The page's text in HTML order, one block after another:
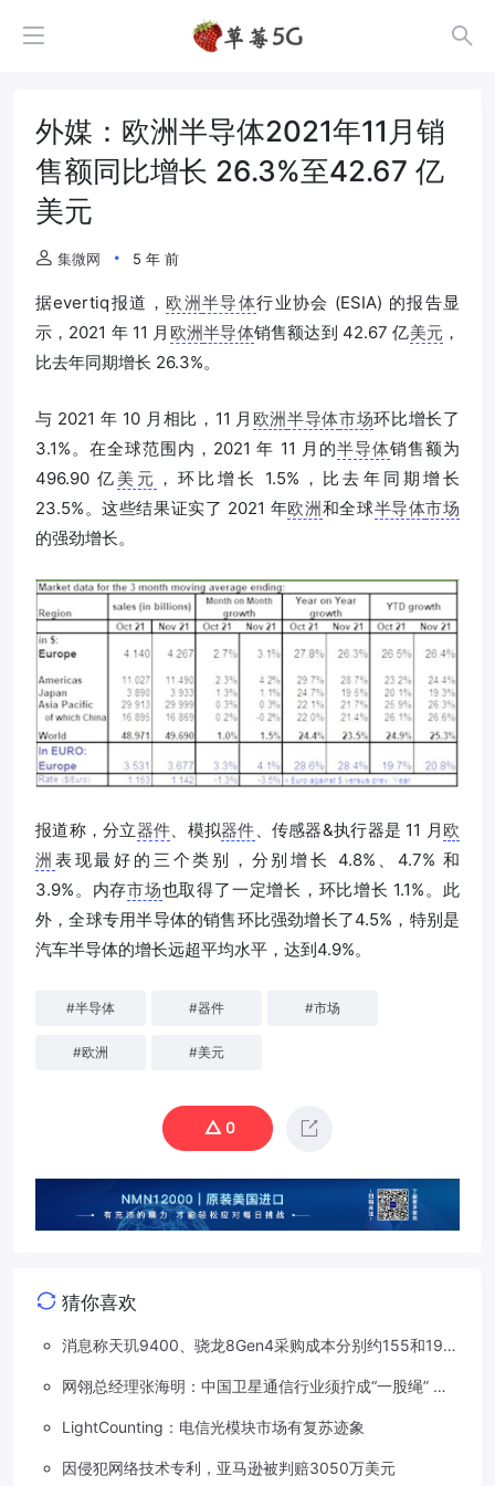
外媒：欧洲半导体2021年11月销
售额同比增长 26.3%至42.67 亿
美元
集微网 5 年 前
据evertiq报道， 欧洲半导体行业协会 (ESIA) 的报告显
示，2021 年 11 月 欧洲半导体销售额达到 42.67 亿美元 ，
比去年同期增长 26.3%。
与 2021 年 10 月相比，11 月 欧洲半导体市场环比增长了
3.1%。在全球范围内，2021 年 11 月的半导体销售额为
496.90 亿 美元 ，环比增长 1.5%，比去年同期增长
23.5%。这些结果证实了 2021 年欧洲和全球半导体市场
的强劲增长。
报道称，分立器件 、模拟器件 、传感器&执行器是 11 月 欧
洲 表现最好的三个类别，分别增长 4.8%、4.7% 和
3.9%。内存市场也取得了一定增长，环比增长 1.1%。此
外，全球专用半导体的销售环比强劲增长了4.5%，特别是
汽车半导体的增长远超平均水平，达到4.9%。
#半导体 #器件 #市场
#欧洲 #美元
0
猜你喜欢
消息称天玑9400、骁龙8Gen4采购成本分别约155和190
网翎总经理张海明：中国卫星通信行业须拧成“一股绳” 共
LightCounting：电信光模块市场有复苏迹象
因侵犯网络技术专利，亚马逊被判赔3050万美元